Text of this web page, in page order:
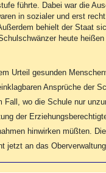
führte. Dabei war die
in sozialer und erst
behielt der Staat
heute
Urteil gesunden
Ansprüche der
wo die Schule nur
der
hinwirken müßten.
jetzt an das